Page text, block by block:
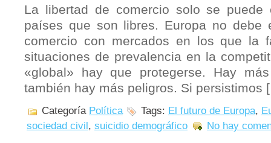
La libertad de comercio solo se puede
países que son libres. Europa no debe
comercio con mercados en los que la
situaciones de prevalencia en la
«global» hay que protegerse. Hay
también hay más peligros. Si persistimos
Categoría Política Tags: El futuro de Europa,
sociedad civil, suicidio demográfico No hay